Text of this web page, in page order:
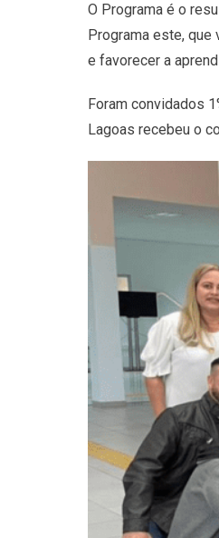
O Programa é o
Programa este,
e favorecer a
Foram convidados
Lagoas recebeu o